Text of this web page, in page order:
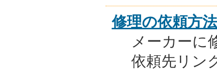
修理の依頼方法
メーカーに
依頼先リン